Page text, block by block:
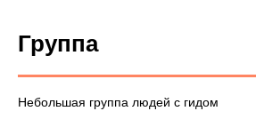
Группа
Небольшая группа людей с гидом